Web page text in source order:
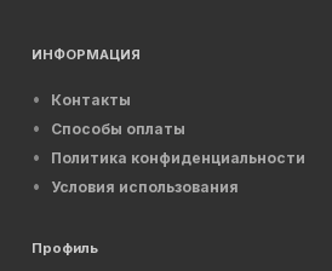
ИНФОРМАЦИЯ
Контакты
Способы оплаты
Политика конфиденциальности
Условия использования
Профиль